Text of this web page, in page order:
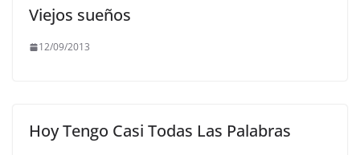
Viejos sueños
12/09/2013
Hoy Tengo Casi Todas Las Palabras